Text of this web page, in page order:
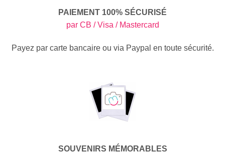
PAIEMENT 100% SÉCURISÉ
par CB / Visa / Mastercard
Payez par carte bancaire ou via Paypal en toute sécurité.
SOUVENIRS MÉMORABLES